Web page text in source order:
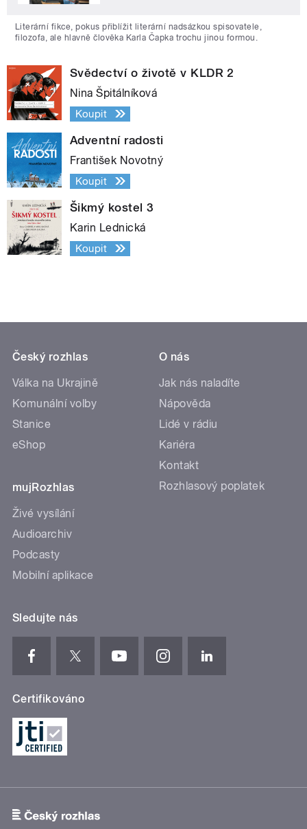
Literární fikce, pokus přiblížit literární nadsázkou spisovatele,
filozofa, ale hlavně člověka Karla Čapka trochu jinou formou.
Svědectví o životě v KLDR 2
Nina Špitálníková
Koupit
Adventní radosti
František Novotný
Koupit
Šikmý kostel 3
Karin Lednická
Koupit
Český rozhlas
Válka na Ukrajině
Komunální volby
Stanice
eShop
mujRozhlas
Živé vysílání
Audioarchiv
Podcasty
Mobilní aplikace
O nás
Jak nás naladíte
Nápověda
Lidé v rádiu
Kariéra
Kontakt
Rozhlasový poplatek
Sledujte nás
Certifikováno